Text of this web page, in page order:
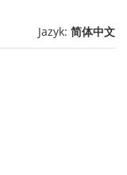
Jazyk: 简体中文